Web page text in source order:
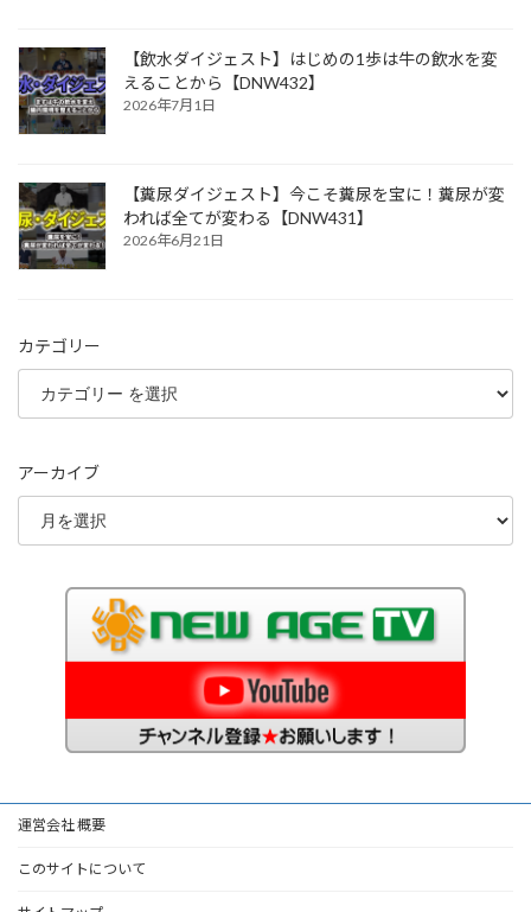
【飲水ダイジェスト】はじめの1歩は牛の飲水を変
えることから【DNW432】
2026年7月1日
【糞尿ダイジェスト】今こそ糞尿を宝に！糞尿が変
われば全てが変わる【DNW431】
2026年6月21日
カテゴリー
アーカイブ
運営会社 概要
このサイトについて